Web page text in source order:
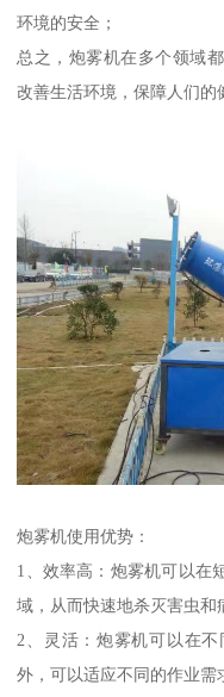
环境的安全；
总之，炮雾机在多个领域
改善生活环境，保障人们的
炮雾机使用优势：
1、效率高：炮雾机可以在
域，从而快速地杀灭害虫和
2、灵活：炮雾机可以在
外，可以适应不同的作业需